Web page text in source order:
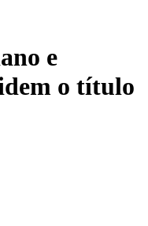
e
o título